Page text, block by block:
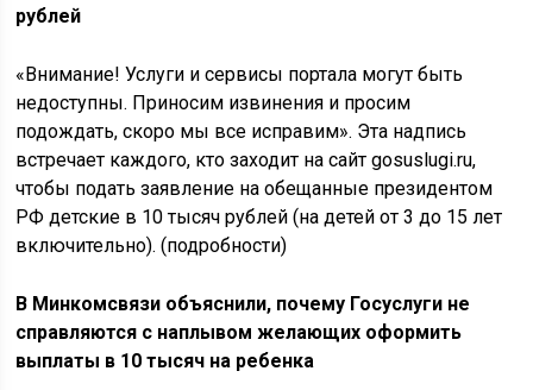
рублей
«Внимание! Услуги и сервисы портала могут быть
недоступны. Приносим извинения и просим
подождать, скоро мы все исправим». Эта надпись
встречает каждого, кто заходит на сайт gosuslugi.ru,
чтобы подать заявление на обещанные президентом
РФ детские в 10 тысяч рублей (на детей от 3 до 15 лет
включительно). (подробности)
В Минкомсвязи объяснили, почему Госуслуги не
справляются с наплывом желающих оформить
выплаты в 10 тысяч на ребенка